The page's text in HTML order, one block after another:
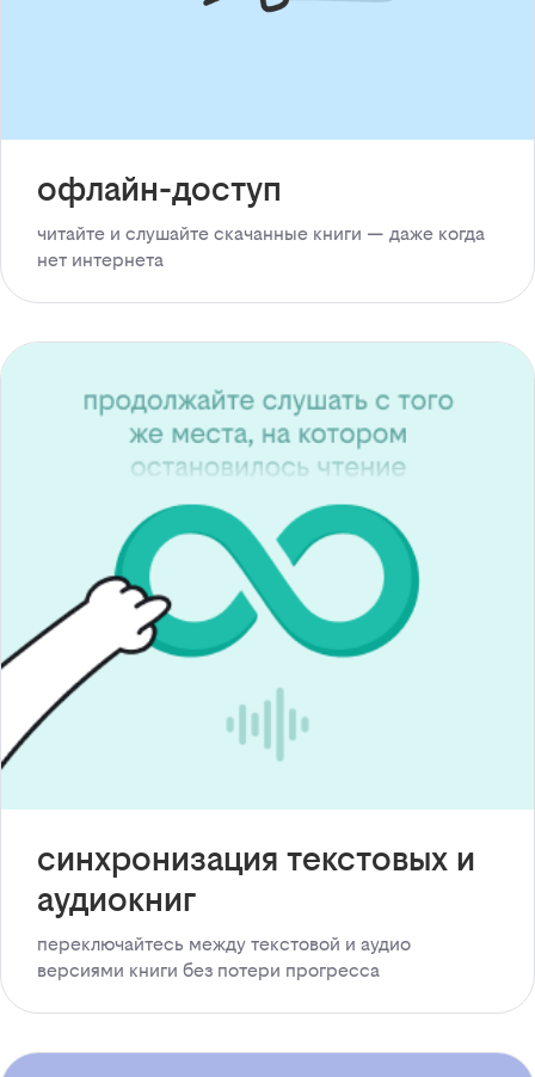
офлайн-доступ
читайте и слушайте скачанные книги — даже когда
нет интернета
синхронизация текстовых и
аудиокниг
переключайтесь между текстовой и аудио
версиями книги без потери прогресса